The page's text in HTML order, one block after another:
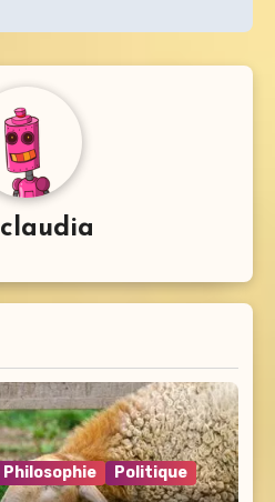
claudia
Philosophie Politique